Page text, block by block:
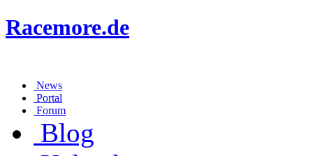
Racemore.de
News
Portal
Forum
Blog